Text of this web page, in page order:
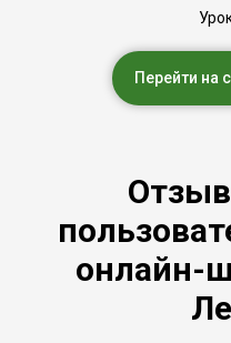
Перейти на
онлайн-